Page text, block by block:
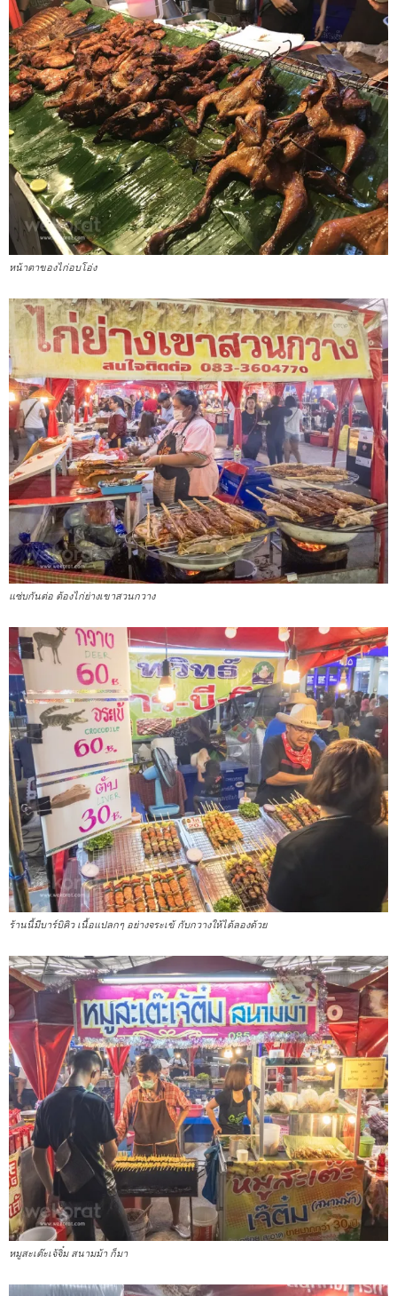
หน้าตาของไก่อบโอ่ง
แซ่บกันต่อ ต้องไก่ย่างเขาสวนกวาง
ร้านนี้มีบาร์บิคิว เนื้อแปลกๆ อย่างจระเข้ กับกวางให้ได้ลองด้วย
หมูสะเต๊ะเจ้จิ๋ม สนามม้า ก็มา